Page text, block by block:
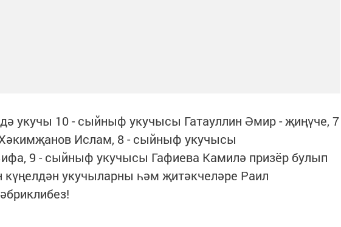
укучы 10 - сыйныф укучысы Гатауллин Әмир - җиңүче, 7
Ислам, 8 - сыйныф укучысы
9 - сыйныф укучысы Гафиева Камилә призёр булып
күңелдән укучыларны һәм җитәкчеләре Раил